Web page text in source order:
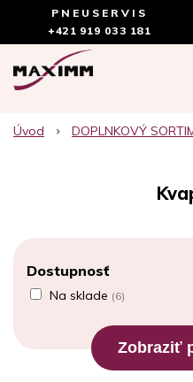
PNEUSERVIS
+421 919 033 181
Úvod DOPLNKOVÝ
Dostupnosť
Na sklade (6)
Zobraziť